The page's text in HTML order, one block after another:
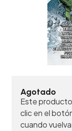
Agotado
Este
clic en el
cuando